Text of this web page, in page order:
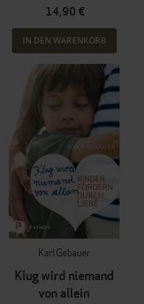
14,90 €
IN DEN WARENKORB
Karl Gebauer
Klug wird niemand
von allein